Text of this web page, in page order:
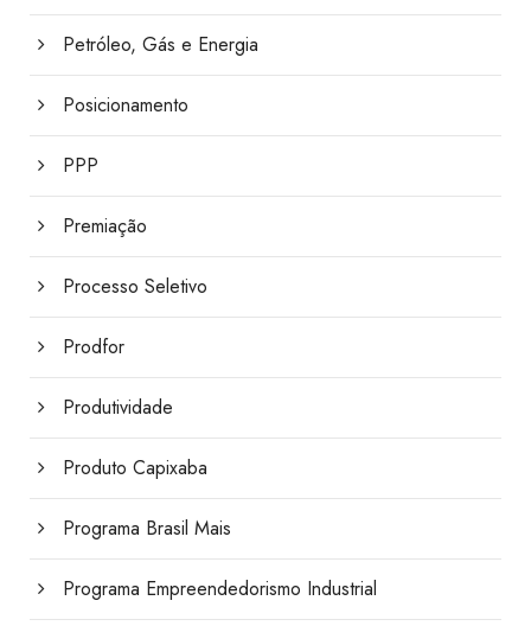
Petróleo, Gás e Energia
Posicionamento
PPP
Premiação
Processo Seletivo
Prodfor
Produtividade
Produto Capixaba
Programa Brasil Mais
Programa Empreendedorismo Industrial